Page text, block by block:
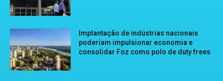
Implantação de indústrias nacionais
poderiam impulsionar economia e
consolidar Foz como polo de duty frees